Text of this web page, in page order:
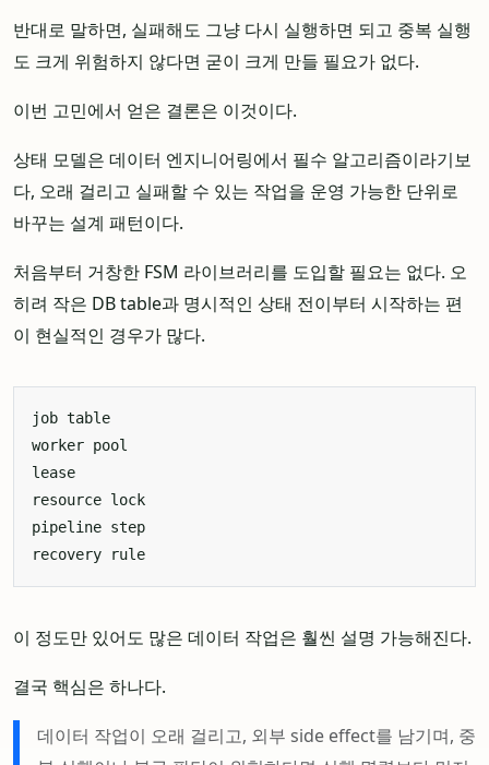
반대로 말하면, 실패해도 그냥 다시 실행하면 되고 중복 실행
도 크게 위험하지 않다면 굳이 크게 만들 필요가 없다.
이번 고민에서 얻은 결론은 이것이다.
상태 모델은 데이터 엔지니어링에서 필수 알고리즘이라기보
다, 오래 걸리고 실패할 수 있는 작업을 운영 가능한 단위로
바꾸는 설계 패턴이다.
처음부터 거창한 FSM 라이브러리를 도입할 필요는 없다. 오
히려 작은 DB table과 명시적인 상태 전이부터 시작하는 편
이 현실적인 경우가 많다.
이 정도만 있어도 많은 데이터 작업은 훨씬 설명 가능해진다.
결국 핵심은 하나다.
데이터 작업이 오래 걸리고, 외부 side effect를 남기며, 중